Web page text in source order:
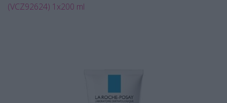
(VCZ92624) 1x200 ml